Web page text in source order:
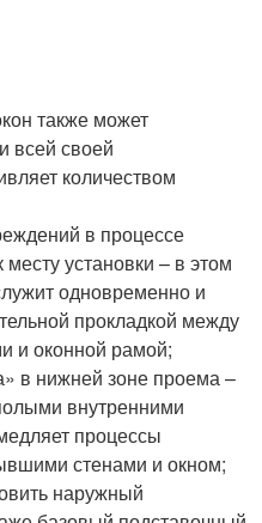
также может
всей своей
количеством
в процессе
установки – в этом
одновременно и
прокладкой между
и оконной рамой;
в нижней зоне проема –
внутренними
процессы
стенами и окном;
наружный